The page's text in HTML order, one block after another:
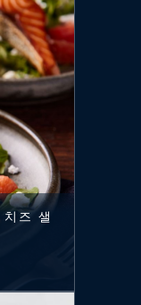
즈 샐